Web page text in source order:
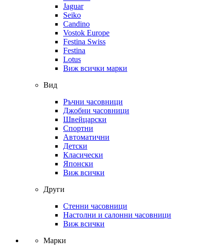
Jaguar
Seiko
Candino
Vostok Europe
Festina Swiss
Festina
Lotus
Виж всички марки
Вид
Ръчни часовници
Джобни часовници
Швейцарски
Спортни
Автоматични
Детски
Класически
Японски
Виж всички
Други
Стенни часовници
Настолни и салонни часовници
Виж всички
Марки